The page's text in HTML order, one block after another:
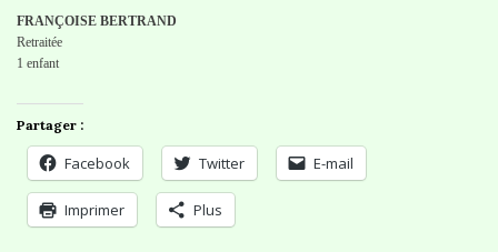
FRANÇOISE BERTRAND
Retraitée
1 enfant
Partager :
Facebook Twitter E-mail
Imprimer Plus